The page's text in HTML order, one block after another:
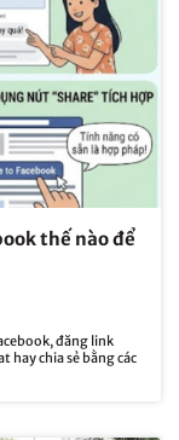
thế nào để
đăng link
hay chia sẻ bằng các